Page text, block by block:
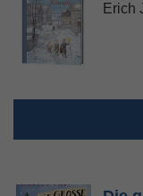
Erich